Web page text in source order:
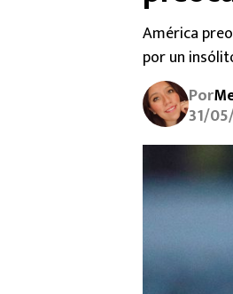
Liga MX FemenilAmérica
por un
Por
31/